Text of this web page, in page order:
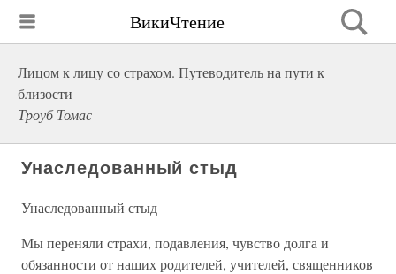
ВикиЧтение
Лицом к лицу со страхом. Путеводитель на пути к
близости
Троуб Томас
Унаследованный стыд
Унаследованный стыд
Мы переняли страхи, подавления, чувство долга и
обязанности от наших родителей, учителей, священников